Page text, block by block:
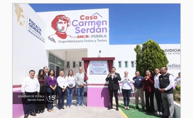
aseguró que en México no
existe un brote activo de
ciclosporiasis, luego de
los recientes reportes de
casos en Estados Unidos y
de viajeros del Reino Unido
que visitaron territorio
mexicano. A través de un